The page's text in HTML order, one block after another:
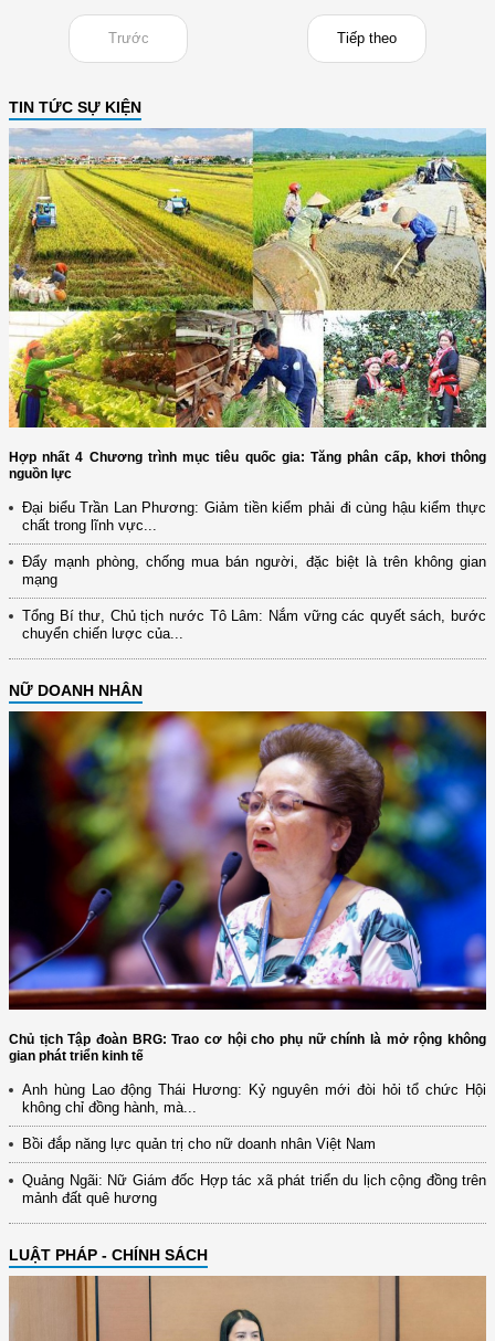
Trước Tiếp theo
TIN TỨC SỰ KIỆN
Hợp nhất 4 Chương trình mục tiêu quốc gia: Tăng phân cấp, khơi thông
nguồn lực
Đại biểu Trần Lan Phương: Giảm tiền kiểm phải đi cùng hậu kiểm thực
chất trong lĩnh vực...
Đẩy mạnh phòng, chống mua bán người, đặc biệt là trên không gian
mạng
Tổng Bí thư, Chủ tịch nước Tô Lâm: Nắm vững các quyết sách, bước
chuyển chiến lược của...
NỮ DOANH NHÂN
Chủ tịch Tập đoàn BRG: Trao cơ hội cho phụ nữ chính là mở rộng không
gian phát triển kinh tế
Anh hùng Lao động Thái Hương: Kỷ nguyên mới đòi hỏi tổ chức Hội
không chỉ đồng hành, mà...
Bồi đắp năng lực quản trị cho nữ doanh nhân Việt Nam
Quảng Ngãi: Nữ Giám đốc Hợp tác xã phát triển du lịch cộng đồng trên
mảnh đất quê hương
LUẬT PHÁP - CHÍNH SÁCH